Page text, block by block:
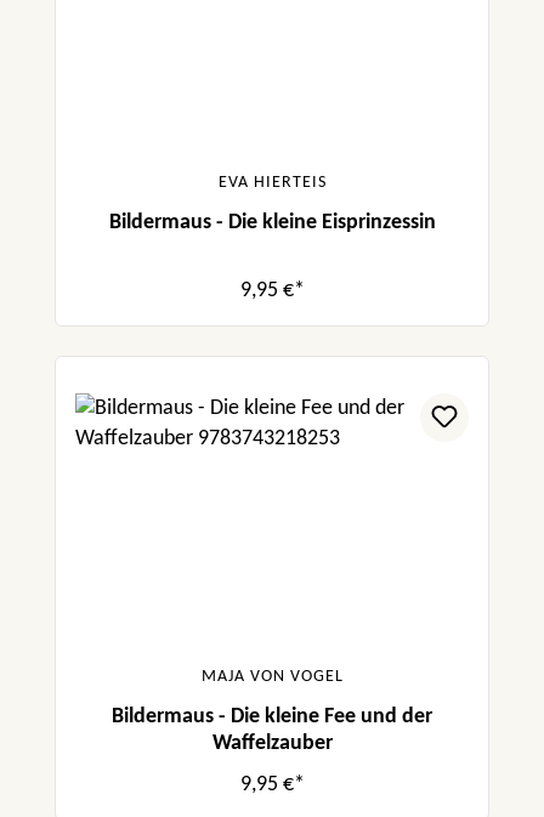
EVA HIERTEIS
Bildermaus - Die kleine Eisprinzessin
9,95 €*
MAJA VON VOGEL
Bildermaus - Die kleine Fee und der
Waffelzauber
9,95 €*